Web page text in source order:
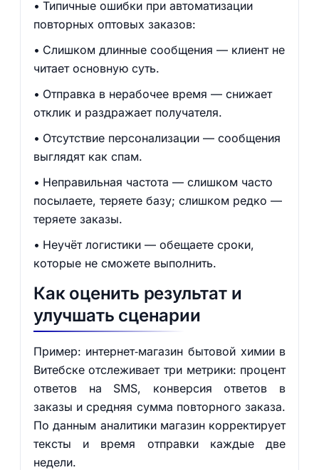
Типичные ошибки при автоматизации
повторных оптовых заказов:
Слишком длинные сообщения — клиент не
читает основную суть.
Отправка в нерабочее время — снижает
отклик и раздражает получателя.
Отсутствие персонализации — сообщения
выглядят как спам.
Неправильная частота — слишком часто
посылаете, теряете базу; слишком редко —
теряете заказы.
Неучёт логистики — обещаете сроки,
которые не сможете выполнить.
Как оценить результат и
улучшать сценарии
Пример: интернет‑магазин бытовой химии в
Витебске отслеживает три метрики: процент
ответов на SMS, конверсия ответов в
заказы и средняя сумма повторного заказа.
По данным аналитики магазин корректирует
тексты и время отправки каждые две
недели.